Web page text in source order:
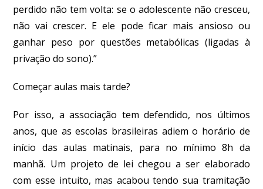
perdido não tem volta: se o adolescente não cresceu,
não vai crescer. E ele pode ficar mais ansioso ou
ganhar peso por questões metabólicas (ligadas à
privação do sono).”
Começar aulas mais tarde?
Por isso, a associação tem defendido, nos últimos
anos, que as escolas brasileiras adiem o horário de
início das aulas matinais, para no mínimo 8h da
manhã. Um projeto de lei chegou a ser elaborado
com esse intuito, mas acabou tendo sua tramitação